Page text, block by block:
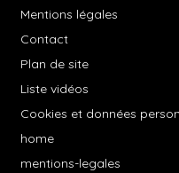
Mentions légales
Contact
Plan de site
Liste vidéos
Cookies et données
home
mentions-legales